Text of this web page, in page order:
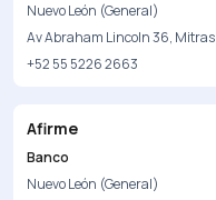
Nuevo León (General)
Av Abraham Lincoln 36,
+52 55 5226 2663
Afirme
Banco
Nuevo León (General)